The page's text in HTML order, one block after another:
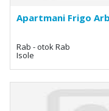
Apartmani Frigo
Rab - otok Rab
Isole